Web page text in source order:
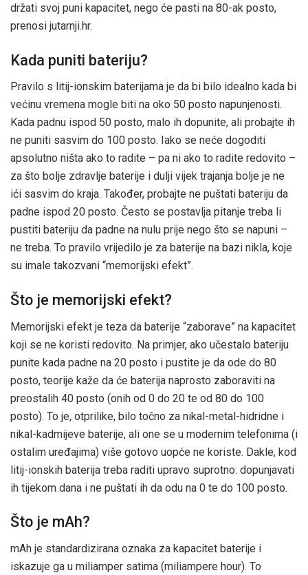
držati svoj puni kapacitet, nego će pasti na 80-ak posto,
prenosi jutarnji.hr.
Kada puniti bateriju?
Pravilo s litij-ionskim baterijama je da bi bilo idealno kada bi
većinu vremena mogle biti na oko 50 posto napunjenosti.
Kada padnu ispod 50 posto, malo ih dopunite, ali probajte ih
ne puniti sasvim do 100 posto. Iako se neće dogoditi
apsolutno ništa ako to radite – pa ni ako to radite redovito –
za što bolje zdravlje baterije i dulji vijek trajanja bolje je ne
ići sasvim do kraja. Također, probajte ne puštati bateriju da
padne ispod 20 posto. Često se postavlja pitanje treba li
pustiti bateriju da padne na nulu prije nego što se napuni –
ne treba. To pravilo vrijedilo je za baterije na bazi nikla, koje
su imale takozvani “memorijski efekt”.
Što je memorijski efekt?
Memorijski efekt je teza da baterije “zaborave” na kapacitet
koji se ne koristi redovito. Na primjer, ako učestalo bateriju
punite kada padne na 20 posto i pustite je da ode do 80
posto, teorije kaže da će baterija naprosto zaboraviti na
preostalih 40 posto (onih od 0 do 20 te od 80 do 100
posto). To je, otprilike, bilo točno za nikal-metal-hidridne i
nikal-kadmijeve baterije, ali one se u modernim telefonima (i
ostalim uređajima) više gotovo uopće ne koriste. Dakle, kod
litij-ionskih baterija treba raditi upravo suprotno: dopunjavati
ih tijekom dana i ne puštati ih da odu na 0 te do 100 posto.
Što je mAh?
mAh je standardizirana oznaka za kapacitet baterije i
iskazuje ga u miliamper satima (miliampere hour). To